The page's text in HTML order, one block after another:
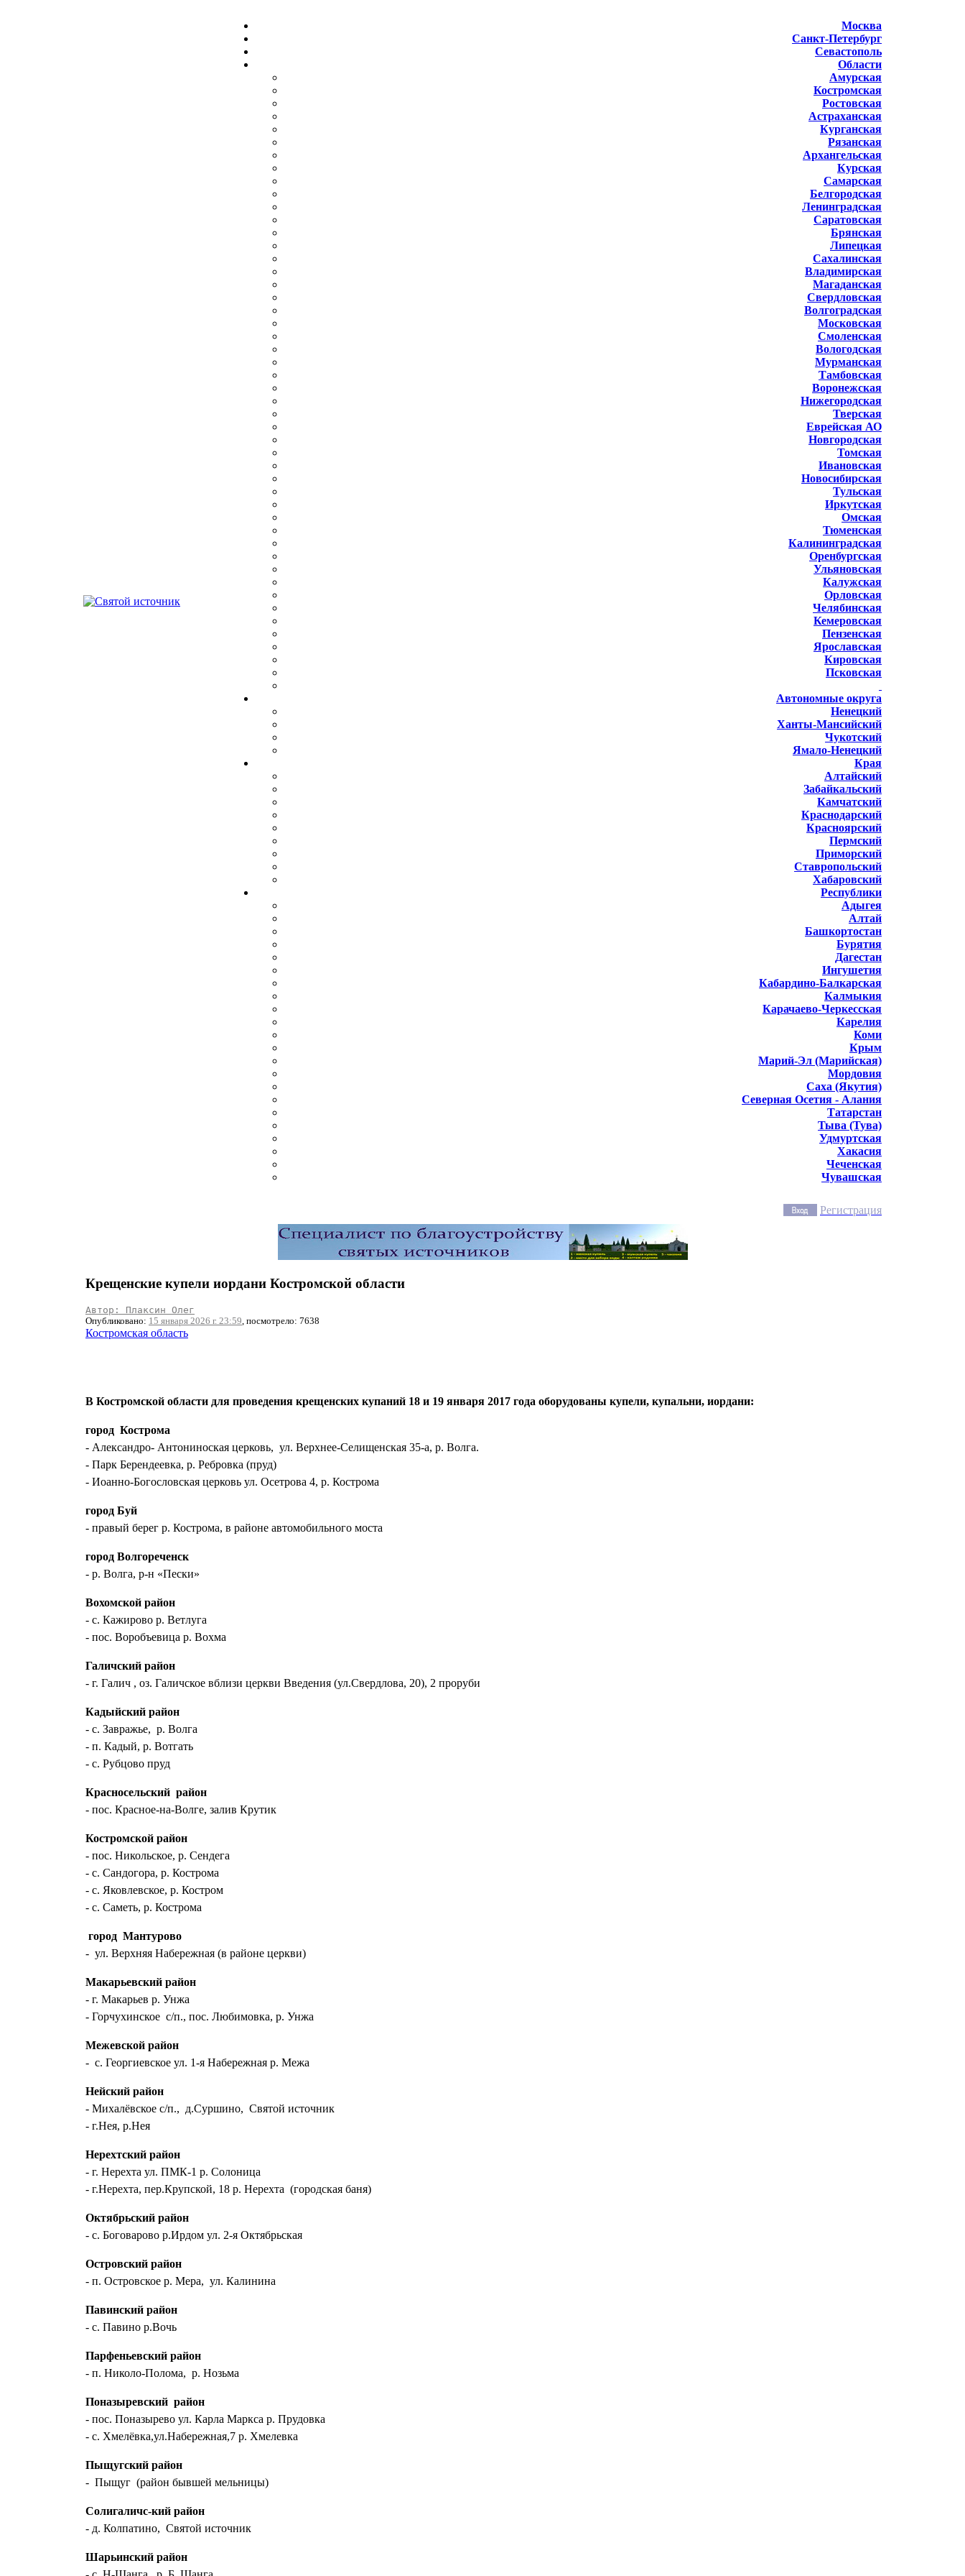
Москва
Санкт-Петербург
Севастополь
Области
Амурская
Костромская
Ростовская
Астраханская
Курганская
Рязанская
Архангельская
Курская
Самарская
Белгородская
Ленинградская
Саратовская
Брянская
Липецкая
Сахалинская
Владимирская
Магаданская
Свердловская
Волгоградская
Московская
Смоленская
Вологодская
Мурманская
Тамбовская
Воронежская
Нижегородская
Тверская
Еврейская АО
Новгородская
Томская
Ивановская
Новосибирская
Тульская
Иркутская
Омская
Тюменская
Калининградская
Оренбургская
Ульяновская
Калужская
Орловская
Челябинская
Кемеровская
Пензенская
Ярославская
Кировская
Псковская
Автономные округа
Ненецкий
Ханты-Мансийский
Чукотский
Ямало-Ненецкий
Края
Алтайский
Забайкальский
Камчатский
Краснодарский
Красноярский
Пермский
Приморский
Ставропольский
Хабаровский
Республики
Адыгея
Алтай
Башкортостан
Бурятия
Дагестан
Ингушетия
Кабардино-Балкарская
Калмыкия
Карачаево-Черкесская
Карелия
Коми
Крым
Марий-Эл (Марийская)
Мордовия
Саха (Якутия)
Северная Осетия - Алания
Татарстан
Тыва (Тува)
Удмуртская
Хакасия
Чеченская
Чувашская
Регистрация
Крещенские купели иордани Костромской области
Автор: Плаксин Олег
Опубликовано: 15 января 2026 г. 23:59, посмотрело: 7638
Костромская область
В Костромской области для проведения крещенских купаний 18 и 19 января 2017 года оборудованы купели, купальни, иордани:
город Кострома
- Александро- Антониноская церковь, ул. Верхнее-Селищенская 35-а, р. Волга.
- Парк Берендеевка, р. Ребровка (пруд)
- Иоанно-Богословская церковь ул. Осетрова 4, р. Кострома
город Буй
- правый берег р. Кострома, в районе автомобильного моста
город Волгореченск
- р. Волга, р-н «Пески»
Вохомской район
- с. Кажирово р. Ветлуга
- пос. Воробъевица р. Вохма
Галичский район
- г. Галич , оз. Галичское вблизи церкви Введения (ул.Свердлова, 20), 2 проруби
Кадыйский район
- с. Завражье, р. Волга
- п. Кадый, р. Вотгать
- с. Рубцово пруд
Красносельский район
- пос. Красное-на-Волге, залив Крутик
Костромской район
- пос. Никольское, р. Сендега
- с. Сандогора, р. Кострома
- с. Яковлевское, р. Костром
- с. Саметь, р. Кострома
город Мантурово
- ул. Верхняя Набережная (в районе церкви)
Макарьевский район
- г. Макарьев р. Унжа
- Горчухинское с/п., пос. Любимовка, р. Унжа
Межевской район
- с. Георгиевское ул. 1-я Набережная р. Межа
Нейский район
- Михалёвское с/п., д.Суршино, Святой источник
- г.Нея, р.Нея
Нерехтский район
- г. Нерехта ул. ПМК-1 р. Солоница
- г.Нерехта, пер.Крупской, 18 р. Нерехта (городская баня)
Октябрьский район
- с. Боговарово р.Ирдом ул. 2-я Октябрьская
Островский район
- п. Островское р. Мера, ул. Калинина
Павинский район
- с. Павино р.Вочь
Парфеньевский район
- п. Николо-Полома, р. Нозьма
Поназыревский район
- пос. Поназырево ул. Карла Маркса р. Прудовка
- с. Хмелёвка,ул.Набережная,7 р. Хмелевка
Пыщугский район
- Пыщуг (район бывшей мельницы)
Солигаличс-кий район
- д. Колпатино, Святой источник
Шарьинский район